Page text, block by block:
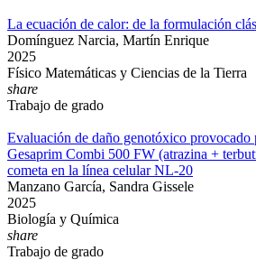
La ecuación de calor: de la formulación
Domínguez Narcia, Martín Enrique
2025
Físico Matemáticas y Ciencias de la Tierra
share
Trabajo de grado
Evaluación de daño genotóxico provocado
Gesaprim Combi 500 FW (atrazina +
cometa en la línea celular NL-20
Manzano García, Sandra Gissele
2025
Biología y Química
share
Trabajo de grado